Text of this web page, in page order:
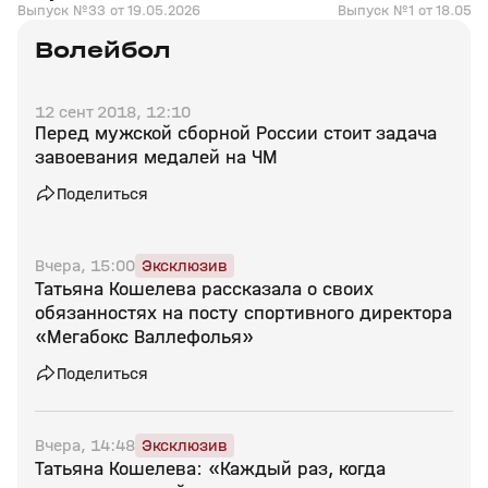
Выпуск №33 от 19.05.2026 Выпуск №1 от
Волейбол
12 сент 2018, 12:10
Перед мужской сборной России стоит задача
завоевания медалей на ЧМ
Поделиться
Вчера, 15:00 Эксклюзив
Татьяна Кошелева рассказала о своих
обязанностях на посту спортивного директора
«Мегабокс Валлефолья»
Поделиться
Вчера, 14:48 Эксклюзив
Татьяна Кошелева: «Каждый раз, когда